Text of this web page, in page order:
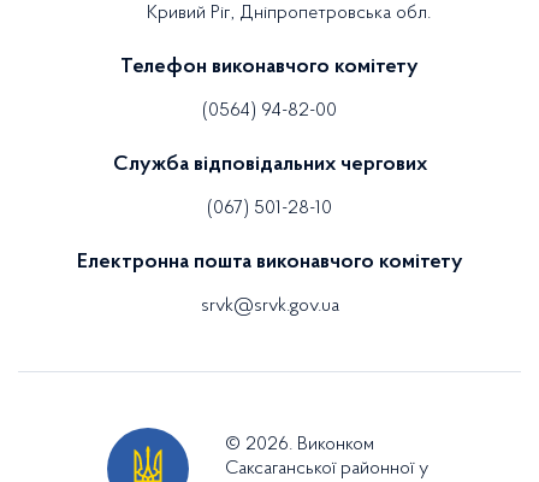
Кривий Ріг, Дніпропетровська обл.
Телефон виконавчого комітету
(0564) 94-82-00
Служба відповідальних чергових
(067) 501-28-10
Електронна пошта виконавчого комітету
srvk@srvk.gov.ua
© 2026. Виконком
Саксаганської районної у